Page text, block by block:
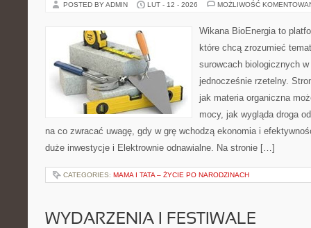
POSTED BY ADMIN LUT - 12 - 2026 MOŻLIWOŚĆ
Wikana BioEnergia to
które chcą zrozumieć
surowcach biologicznych
jednocześnie rzetelny.
jak materia organiczna
mocy, jak wygląda droga
na co zwracać uwagę, gdy w grę wchodzą ekonomia i
duże inwestycje i Elektrownie odnawialne. Na stronie […]
CATEGORIES: MAMA I TATA – ŻYCIE PO NARODZINACH
WYDARZENIA I FESTIWALE